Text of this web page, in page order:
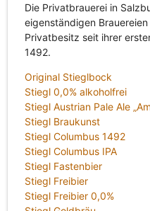
Die Privatbrauerei in
eigenständigen
Privatbesitz seit ihrer
1492.
Original Stieglbock
Stiegl 0,0% alkoholfrei
Stiegl Austrian Pale Ale
Stiegl Braukunst
Stiegl Columbus 1492
Stiegl Columbus IPA
Stiegl Fastenbier
Stiegl Freibier
Stiegl Freibier 0,0%